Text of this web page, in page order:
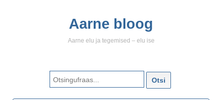
Aarne bloog
Aarne elu ja tegemised – elu ise
Search for: